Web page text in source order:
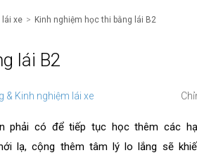
lái xe Kinh nghiệm học thi bằng lái B2
lái B2
& Kinh nghiệm lái xe
phải có để tiếp tục học thêm các
lạ, cộng thêm tâm lý lo lắng sẽ